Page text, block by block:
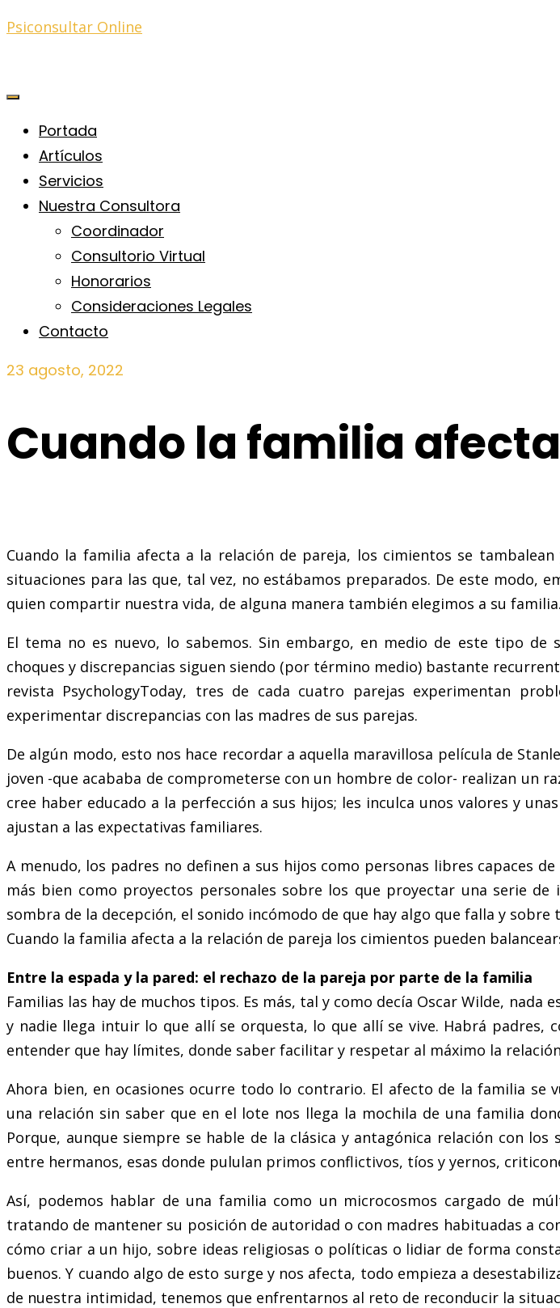
Psiconsultar Online
Portada
Artículos
Servicios
Nuestra Consultora
Coordinador
Consultorio Virtual
Honorarios
Consideraciones Legales
Contacto
23 agosto, 2022
Cuando la familia
Cuando la familia afecta a la relación de pareja, los cimientos se
situaciones para las que, tal vez, no estábamos preparados. De este modo,
quien compartir nuestra vida, de alguna manera también elegimos a su familia.
El tema no es nuevo, lo sabemos. Sin embargo, en medio de este tipo
choques y discrepancias siguen siendo (por término medio) bastante
revista PsychologyToday, tres de cada cuatro parejas experimentan
experimentar discrepancias con las madres de sus parejas.
De algún modo, esto nos hace recordar a aquella maravillosa película de
joven -que acababa de comprometerse con un hombre de color- realizan un
cree haber educado a la perfección a sus hijos; les inculca unos valores y
ajustan a las expectativas familiares.
A menudo, los padres no definen a sus hijos como personas libres capaces
más bien como proyectos personales sobre los que proyectar una serie
sombra de la decepción, el sonido incómodo de que hay algo que falla y
Cuando la familia afecta a la relación de pareja los cimientos pueden
Entre la espada y la pared: el rechazo de la pareja por parte de la familia
Familias las hay de muchos tipos. Es más, tal y como decía Oscar Wilde,
y nadie llega intuir lo que allí se orquesta, lo que allí se vive. Habrá
entender que hay límites, donde saber facilitar y respetar al máximo la
Ahora bien, en ocasiones ocurre todo lo contrario. El afecto de la familia
una relación sin saber que en el lote nos llega la mochila de una familia
Porque, aunque siempre se hable de la clásica y antagónica relación con
entre hermanos, esas donde pululan primos conflictivos, tíos y yernos,
Así, podemos hablar de una familia como un microcosmos cargado de
tratando de mantener su posición de autoridad o con madres habituadas a
cómo criar a un hijo, sobre ideas religiosas o políticas o lidiar de forma
buenos. Y cuando algo de esto surge y nos afecta, todo empieza a
de nuestra intimidad, tenemos que enfrentarnos al reto de reconducir la